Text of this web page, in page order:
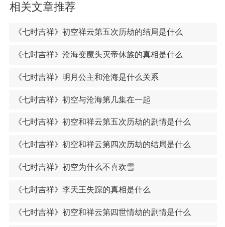
相关文章推荐
《七时吉祥》初空祥云第五次历劫的结局是什么
《七时吉祥》沧海变魔头灭帝休族的真相是什么
《七时吉祥》明月公主和沧海是什么关系
《七时吉祥》初空与沧海第几集在一起
《七时吉祥》初空和祥云第五次历劫的剧情是什么
《七时吉祥》初空和祥云第四次历劫的结局是什么
《七时吉祥》初空为什么不喜欢雪
《七时吉祥》李天王失踪的真相是什么
《七时吉祥》初空和祥云第四世情劫的剧情是什么